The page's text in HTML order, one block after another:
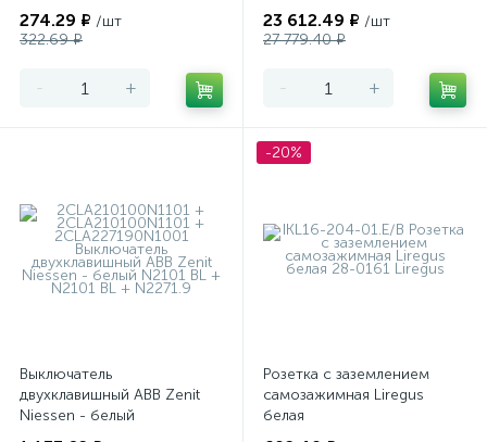
274.29 ₽ /шт
322.69 ₽
- +
программируемый Merten
23 612.49 ₽ /шт
27 779.40 ₽
- +
Выключатель
двухклавишный ABB Zenit
Niessen - белый
-20%
Розетка с заземлением
самозажимная Liregus
белая